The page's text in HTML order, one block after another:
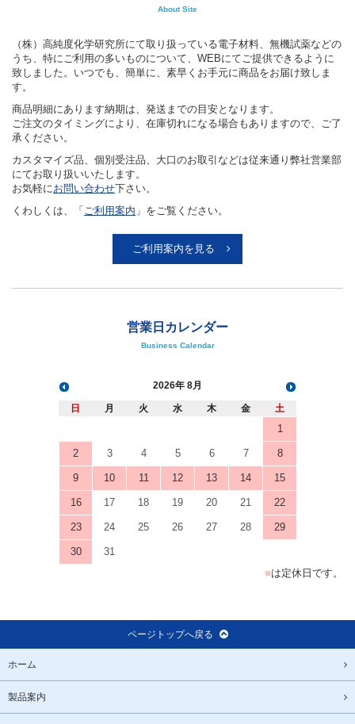
About Site
（株）高純度化学研究所にて取り扱っている電子材料、無機試薬などの
うち、特にご利用の多いものについて、WEBにてご提供できるように
致しました。いつでも、簡単に、素早くお手元に商品をお届け致しま
す。
商品明細にあります納期は、発送までの目安となります。
ご注文のタイミングにより、在庫切れになる場合もありますので、ご了
承ください。
カスタマイズ品、個別受注品、大口のお取引などは従来通り弊社営業部
にてお取り扱いいたします。
お気軽にお問い合わせ下さい。
くわしくは、「 ご利用案内 」をご覧ください。
ご利用案内を見る
営業日カレンダー
Business Calendar
2026 8月
日 月 火 水 木 金 土
1
2 3 4 5 6 7 8
9 10 11 12 13 14 15
16 17 18 19 20 21 22
23 24 25 26 27 28 29
30
31
■は定休日です。
ページトップへ戻る
ホーム
製品案内